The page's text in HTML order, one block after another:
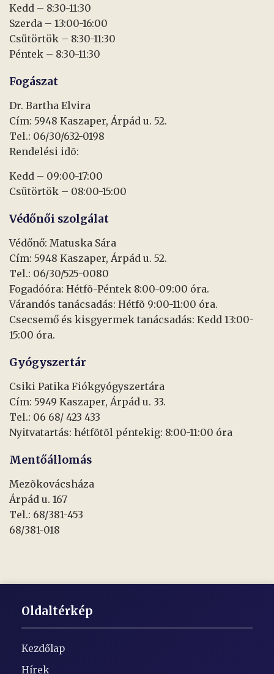
Kedd – 8:30-11:30
Szerda – 13:00-16:00
Csütörtök – 8:30-11:30
Péntek – 8:30-11:30
Fogászat
Dr. Bartha Elvira
Cím: 5948 Kaszaper, Árpád u. 52.
Tel.: 06/30/632-0198
Rendelési idõ:
Kedd – 09:00-17:00
Csütörtök – 08:00-15:00
Védőnői szolgálat
Védőnő: Matuska Sára
Cím: 5948 Kaszaper, Árpád u. 52.
Tel.: 06/30/525-0080
Fogadóóra: Hétfõ-Péntek 8:00-09:00 óra.
Várandós tanácsadás: Hétfõ 9:00-11:00 óra.
Csecsemő és kisgyermek tanácsadás: Kedd 13:00-
15:00 óra.
Gyógyszertár
Csiki Patika Fiókgyógyszertára
Cím: 5949 Kaszaper, Árpád u. 33.
Tel.: 06 68/ 423 433
Nyitvatartás: hétfõtõl péntekig: 8:00-11:00 óra
Mentőállomás
Mezõkovácsháza
Árpád u. 167
Tel.: 68/381-453
68/381-018
Oldaltérkép
Kezdőlap
Hírek